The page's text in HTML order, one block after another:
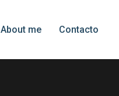
About me Contacto